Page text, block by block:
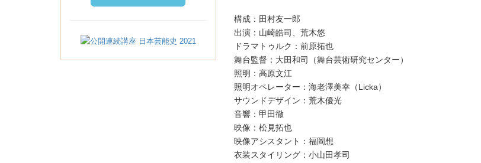
構成：田村友一郎
出演：山崎皓司、荒木悠
ドラマトゥルク：前原拓也
舞台監督：大田和司（舞台芸術研究センター）
照明：高原文江
照明オペレーター：海老澤美幸（Licka）
サウンドデザイン：荒木優光
音響：甲田徹
映像：松見拓也
映像アシスタント：福岡想
衣装スタイリング：小山田孝司